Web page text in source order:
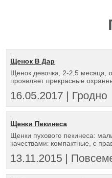
Щенок В Дар
Щенок девочка, 2-2,5 месяца,
проявляет прекрасные
16.05.2017 | Гродно
Щенки Пекинеса
Щенки пухового пекинеса:
качествами: компактные, с
13.11.2015 |